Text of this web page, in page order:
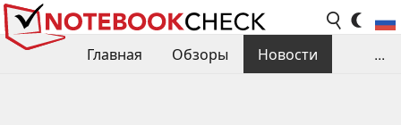
Главная Обзоры
Новости
...